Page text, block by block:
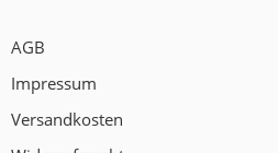
AGB
Impressum
Versandkosten